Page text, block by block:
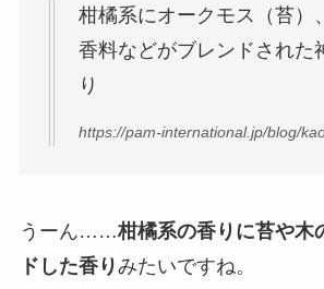
柑橘系にオークモス（苔）
香料などがブレンドされた
り
https://pam-international.jp/blog/
うーん……柑橘系の香りに苔や木
ドした香りみたいですね。